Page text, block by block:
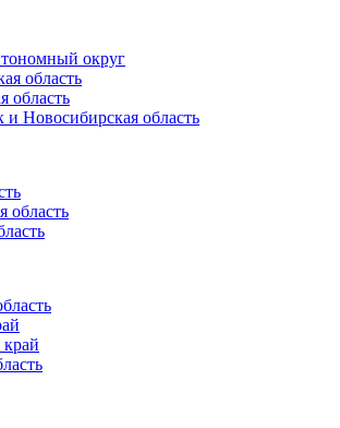
округ
область
область
и Новосибирская область
область